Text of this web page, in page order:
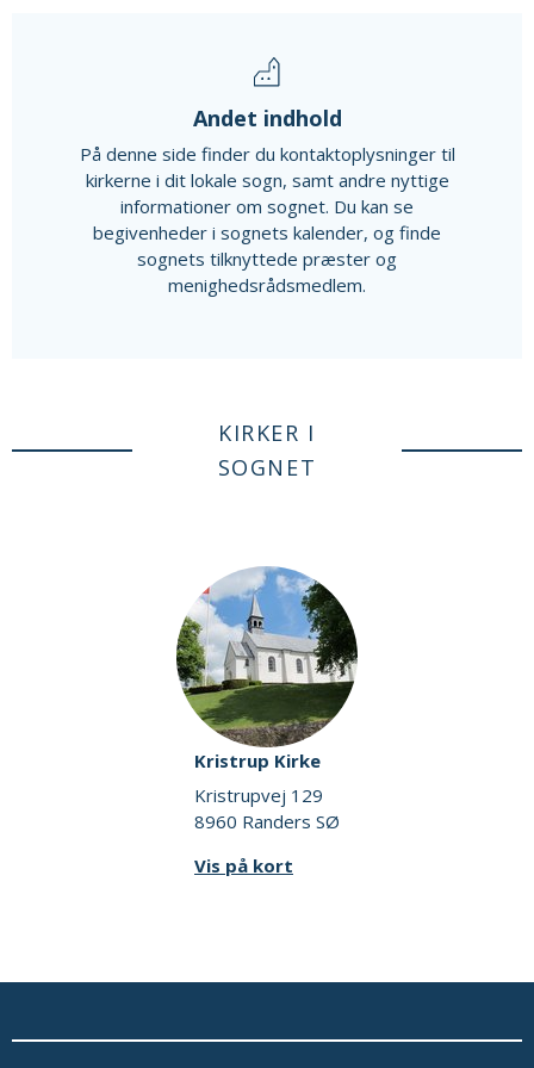
Andet indhold
På denne side finder du kontaktoplysninger til
kirkerne i dit lokale sogn, samt andre nyttige
informationer om sognet. Du kan se
begivenheder i sognets kalender, og finde
sognets tilknyttede præster og
menighedsrådsmedlem.
KIRKER I
SOGNET
Kristrup Kirke
Kristrupvej 129
8960 Randers SØ
Vis på kort